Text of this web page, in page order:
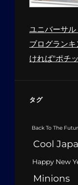
ユニバーサ
ブログラン
ければ"ポチ
タグ
Back To The
Cool
Happy New
Minions